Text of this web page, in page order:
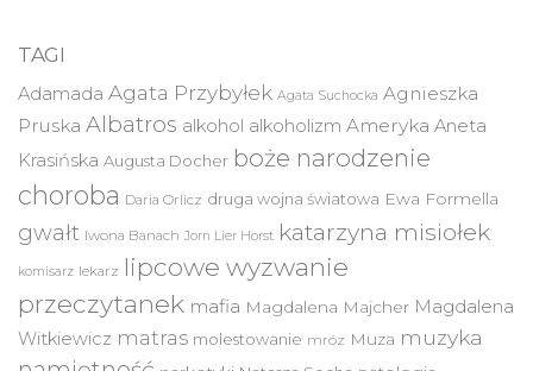
TAGI
Adamada Agata Przybyłek Agata Suchocka Agnieszka
Pruska Albatros alkohol alkoholizm Ameryka Aneta
Krasińska Augusta Docher boże narodzenie
choroba Daria Orlicz druga wojna światowa Ewa Formella
gwałt Iwona Banach Jorn Lier Horst katarzyna misiołek
komisarz lekarz lipcowe wyzwanie
przeczytanek mafia Magdalena Majcher Magdalena
Witkiewicz matras molestowanie mróz Muza muzyka